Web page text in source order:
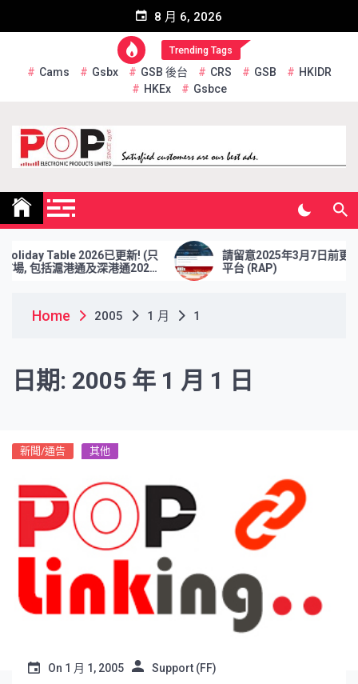
8 月 6, 2026
Trending Tags
Cams Gsbx GSB 後台 CRS GSB
HKIDR
HKEx
Gsbce
Pop Electronic Products
Limited
Table 2026已更新! (只
, 包括滬港通及深港通2026
請留意2025年3月7日前更新
平台 (RAP)
Home 2005 1 月 1
日期: 2005 年 1 月 1 日
新聞/通告 其他
On 1 月 1, 2005 Support (FF)